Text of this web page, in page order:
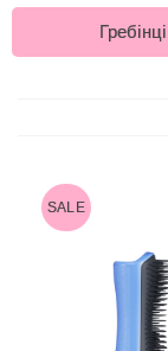
Гребінці
SALE